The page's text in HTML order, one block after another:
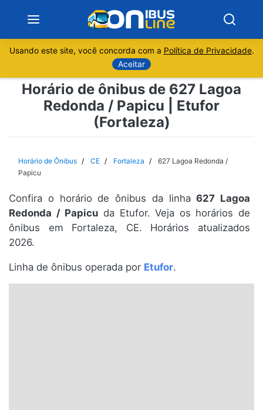
Sobre
Minas Gerais
Espírito Santo
Paraná
Santa Catarina
Usando este site, você concorda com a Política de Privacidade.
Aceitar
Horário de ônibus de 627 Lagoa
Redonda / Papicu | Etufor
(Fortaleza)
Horário de Ônibus CE Fortaleza
627 Lagoa Redonda /
Papicu
Confira o horário de ônibus da linha627 Lagoa
Redonda / Papicu da Etufor. Veja os horários de
ônibus em Fortaleza, CE. Horários atualizados
2026.
Linha de ônibus operada por Etufor.